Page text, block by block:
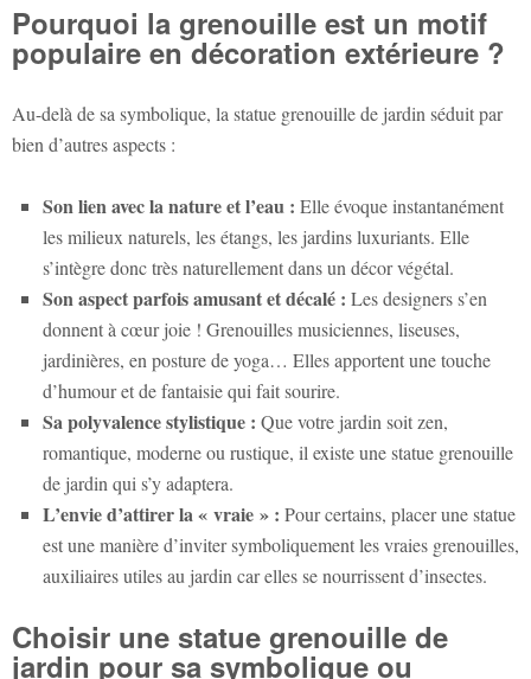
Pourquoi la grenouille est un motif
populaire en décoration extérieure ?
Au-delà de sa symbolique, la statue grenouille de jardin séduit par
bien d’autres aspects :
Son lien avec la nature et l’eau : Elle évoque instantanément
les milieux naturels, les étangs, les jardins luxuriants. Elle
s’intègre donc très naturellement dans un décor végétal.
Son aspect parfois amusant et décalé : Les designers s’en
donnent à cœur joie ! Grenouilles musiciennes, liseuses,
jardinières, en posture de yoga… Elles apportent une touche
d’humour et de fantaisie qui fait sourire.
Sa polyvalence stylistique : Que votre jardin soit zen,
romantique, moderne ou rustique, il existe unestatue grenouille
de jardin qui s’y adaptera.
L’envie d’attirer la « vraie » : Pour certains, placer une statue
est une manière d’inviter symboliquement les vraies grenouilles,
auxiliaires utiles au jardin car elles se nourrissent d’insectes.
Choisir une statue grenouille de
jardin pour sa symbolique ou